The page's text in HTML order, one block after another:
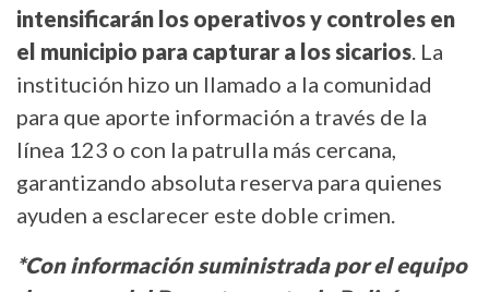
intensificarán los operativos y controles en
el municipio para capturar a los sicarios. La
institución hizo un llamado a la comunidad
para que aporte información a través de la
línea 123 o con la patrulla más cercana,
garantizando absoluta reserva para quienes
ayuden a esclarecer este doble crimen.
*Con información suministrada por el equipo